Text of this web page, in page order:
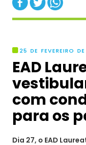
25 DE FEVEREIRO
EAD
com
Dia 27, o EAD